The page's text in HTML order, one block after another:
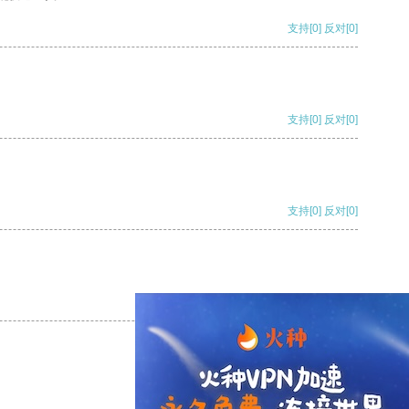
支持[0] 反对[0]
支持[0] 反对[0]
支持[0] 反对[0]
支持 [0] 反对 [0]